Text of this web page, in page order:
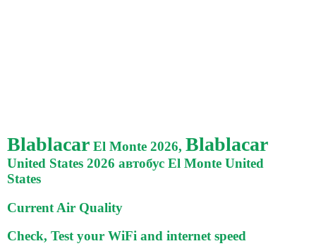
Blablacar El Monte 2026, Blablacar
United States 2026 автобус El Monte United
States
Current Air Quality
Check, Test your WiFi and internet speed